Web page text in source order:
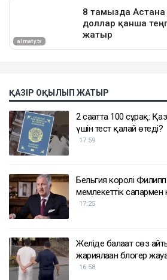
ҚАЗІР ОҚЫЛЫП ЖАТЫР
2 сағатта 100 сұрақ:
үшін тест қалай өтеді?
17:59
Бельгия королі Филипп
мемлекеттік сапармен
17:25
Желіде балағат сөз
жариялаған блогер
16:58